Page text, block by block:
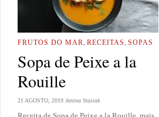
FRUTOS DO MAR RECEITAS SOPAS
Sopa de Peixe a la
Rouille
21 AGOSTO, 2019 Janina Stasiak